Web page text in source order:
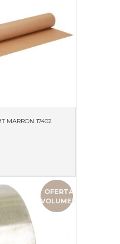
MARRON 17402
OFERTA
VOLUMEN